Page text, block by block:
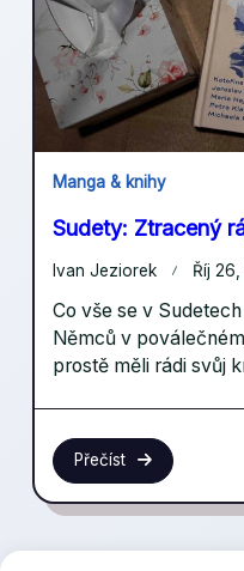
Manga & knihy
Sudety: Ztracený
Ivan Jeziorek Říj
Co vše se v
Němců v
prostě měli rádi svůj
Přečíst